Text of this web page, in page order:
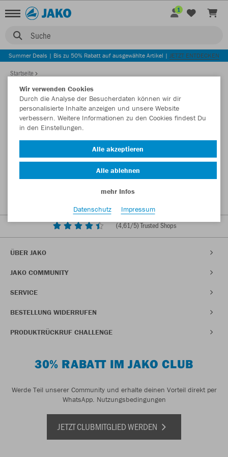
Suche
1
Summer Deals | Bis zu 50% Rabatt auf ausgewählte Artikel | JETZT ENTDECKEN
Startseite
(4,61/5) Trusted Shops
ÜBER JAKO
JAKO COMMUNITY
SERVICE
BESTELLUNG WIDERRUFEN
PRODUKTRÜCKRUF CHALLENGE
30% RABATT IM JAKO CLUB
Werde Teil unserer Community und erhalte deinen Vorteil direkt per
WhatsApp. Nutzungsbedingungen
JETZT CLUBMITGLIED WERDEN
Wir verwenden Cookies
Durch die Analyse der Besucherdaten können wir dir
personalisierte Inhalte anzeigen und unsere Website
verbessern. Weitere Informationen zu den Cookies findest Du
in den Einstellungen.
Alle akzeptieren
Alle ablehnen
mehr Infos
Datenschutz
Impressum